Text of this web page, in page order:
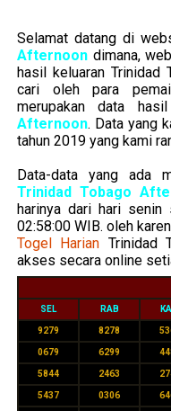
Selamat datang di
Afternoon dimana,
hasil keluaran Trinidad
cari oleh para
merupakan data
Afternoon. Data yang
tahun 2019 yang kami
Data-data yang ada
Trinidad Tobago
harinya dari hari senin
02:58:00 WIB. oleh
Togel Harian Trinidad
akses secara online
SEL RAB
9279 8278
0679 6299
5844 2463
5437 0306